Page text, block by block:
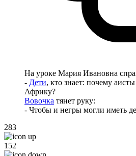
На уроке Мария Ивановна
- Дети, кто знает: почему
Африку?
Вовочка тянет руку:
- Чтобы и негры могли иметь
283
152